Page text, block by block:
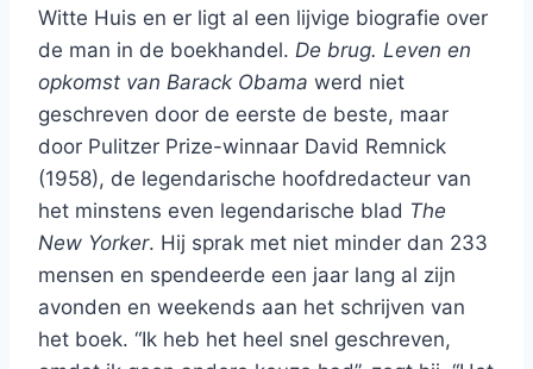
Witte Huis en er ligt al een lijvige biografie over
de man in de boekhandel. De brug. Leven en
opkomst van Barack Obama werd niet
geschreven door de eerste de beste, maar
door Pulitzer Prize-winnaar David Remnick
(1958), de legendarische hoofdredacteur van
het minstens even legendarische blad The
New Yorker. Hij sprak met niet minder dan 233
mensen en spendeerde een jaar lang al zijn
avonden en weekends aan het schrijven van
het boek. “Ik heb het heel snel geschreven,